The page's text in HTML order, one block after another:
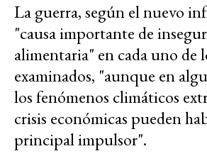
La guerra, según el nuevo
"causa importante de
alimentaria" en cada uno de
examinados, "aunque en
los fenómenos climáticos
crisis económicas pueden
principal impulsor".